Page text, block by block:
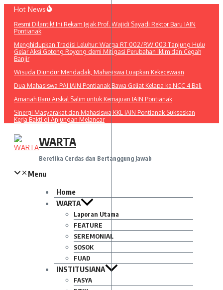
Lewati
konten
Hot News
Resmi Dilantik! Ini Rekam Jejak Prof. Wajidi Sayadi Rektor Baru IAIN
Pontianak
Menghidupkan Tradisi Leluhur: Warga RT 002/RW 003 Tanjung Hulu
Gelar Aksi Gotong Royong demi Mitigasi Perubahan Iklim dan Cegah
Banjir
Wisuda Diundur Mendadak, Mahasiswa Luapkan Kekecewaan
Dua Mahasiswa PAI IAIN Pontianak Bawa Geliat Kelapa ke NCC 4 Bali
Amanah Baru Arskal Salim untuk Kemajuan IAIN Pontianak
Sinergi Masyarakat dan Mahasiswa KKL IAIN Pontianak Sukseskan
Kerja Bakti di Anjungan Melancar
WARTA
Beretika Cerdas dan Bertanggung Jawab
Menu
Home
WARTA
Laporan Utama
FEATURE
SEREMONIAL
SOSOK
FUAD
INSTITUSIANA
FASYA